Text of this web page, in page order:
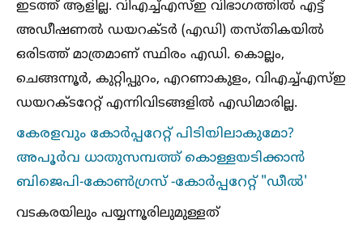
ഇടത്ത്‌ ആളില്ല. വിഎച്ച്‌എസ്‌ഇ വിഭാഗത്തില്‍ എട്ട്‌
അഡീഷണല്‍ ഡയറക്‌ടർ (എഡി) തസ്‌തികയില്‍
ഒരിടത്ത്‌ മാത്രമാണ്‌ സ്ഥിരം എഡി. കൊല്ലം,
ചെങ്ങന്നൂർ, കുറ്റിപ്പുറം, എറണാകുളം, വിഎച്ച്‌എസ്‌ഇ
ഡയറക്‌ടറേറ്റ്‌ എന്നിവിടങ്ങളില്‍ എഡിമാരില്ല.
കേരളവും കോർപ്പറേറ്റ് പിടിയിലാകുമോ?
അപൂർവ ധാതുസമ്പത്ത് കൊള്ളയടിക്കാൻ
ബിജെപി-കോണ്‍ഗ്രസ്‌ -കോർപ്പറേറ്റ്‌ "ഡീല്‍'
വടകരയിലും പയ്യന്നൂരിലുമുള്ളത്‌